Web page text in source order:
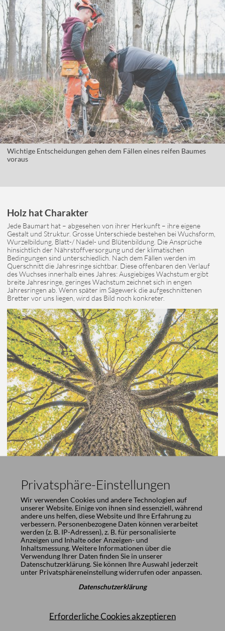
Privatsphäre-Einstellungen
Wir verwenden Cookies und andere Technologien auf
unserer Website. Einige von ihnen sind essenziell, während
andere uns helfen, diese Website und Ihre Erfahrung zu
verbessern. Personenbezogene Daten können verarbeitet
werden (z. B. IP-Adressen), z. B. für personalisierte
Anzeigen und Inhalte oder Anzeigen- und
Inhaltsmessung. Weitere Informationen über die
Verwendung Ihrer Daten finden Sie in unserer
Datenschutzerklärung. Sie können Ihre Auswahl jederzeit
unter Privatsphäreneinstellungwiderrufen oder anpassen.
Datenschutzerklärung
Erforderliche Cookies akzeptieren
Wichtige Entscheidungen gehen dem Fällen eines reifen Baumes
voraus
Holz hat Charakter
Jede Baumart hat – abgesehen von ihrer Herkunft – ihre eigene
Gestalt und Struktur. Grosse Unterschiede bestehen bei Wuchsform,
Wurzelbildung, Blatt-/ Nadel- und Blütenbildung. Die Ansprüche
hinsichtlich der Nährstoffversorgung und der klimatischen
Bedingungen sind unterschiedlich. Nach dem Fällen werden im
Querschnitt die Jahresringe sichtbar. Diese offenbaren den Verlauf
des Wuchses innerhalb eines Jahres: Ausgiebiges Wachstum ergibt
breite Jahresringe, geringes Wachstum zeichnet sich in engen
Jahresringen ab. Wenn später im Sägewerk die aufgeschnittenen
Bretter vor uns liegen, wird das Bild noch konkreter.
Dann geben Kern- und Splintholz, Maserung und Astbildung das
immer unterschiedliche Innenleben des Baumes preis. Die optische